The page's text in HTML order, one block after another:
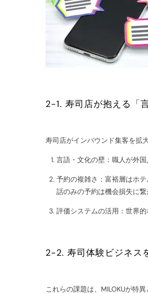
2-1. 寿司店が抱える「
寿司店がインバウンド集客を拡
言語・文化の壁：職人が外
予約の複雑さ：富裕層はホ
話のみの予約は機会損失に繋
評価システムの活用：世界
2-2. 寿司体験ビジネス
これらの課題は、MILOKUが特